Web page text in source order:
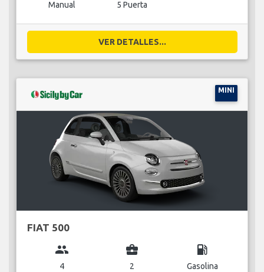
Manual 5 Puerta
VER DETALLES...
MINI
FIAT 500
group
4
business_center
2
local_gas_station
Gasolina